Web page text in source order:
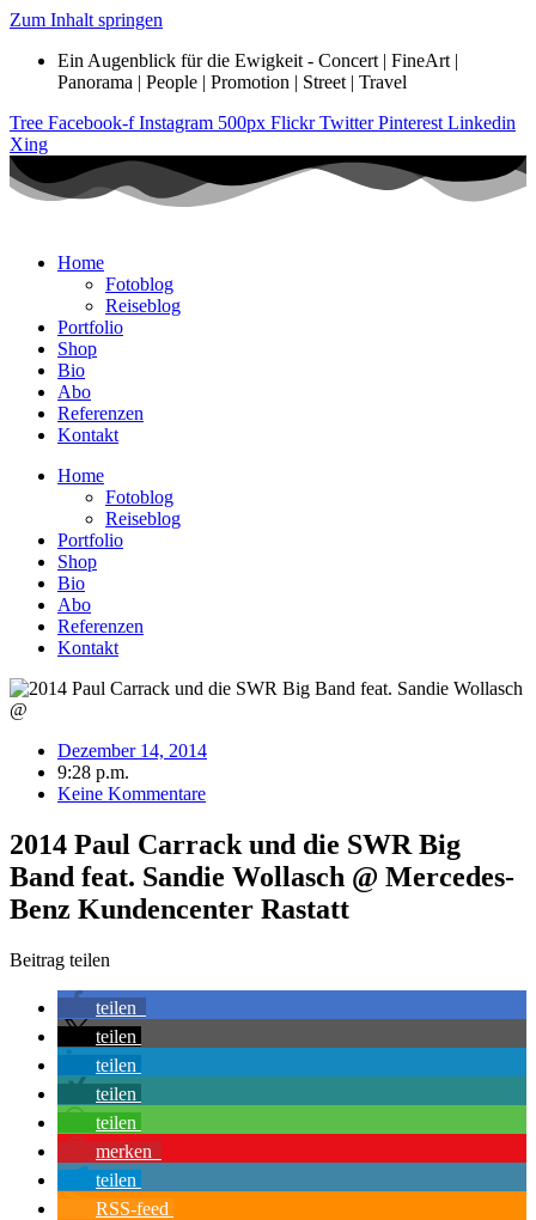
Zum Inhalt springen
Ein Augenblick für die Ewigkeit - Concert | FineArt |
Panorama | People | Promotion | Street | Travel
Tree Facebook-f Instagram 500px Flickr Twitter Pinterest Linkedin
Xing
Home
Fotoblog
Reiseblog
Portfolio
Shop
Bio
Abo
Referenzen
Kontakt
Home
Fotoblog
Reiseblog
Portfolio
Shop
Bio
Abo
Referenzen
Kontakt
Dezember 14, 2014
9:28 p.m.
Keine Kommentare
2014 Paul Carrack und die SWR Big
Band feat. Sandie Wollasch @ Mercedes-
Benz Kundencenter Rastatt
Beitrag teilen
teilen
teilen
teilen
teilen
teilen
merken
teilen
RSS-feed